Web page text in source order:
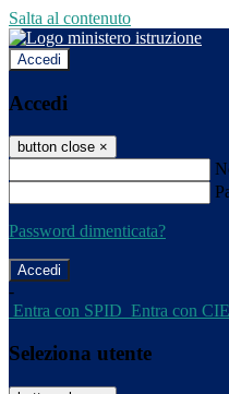
Salta al contenuto
Accedi
Accedi
button close ×
Password dimenticata?
-
Entra con SPID Entra con CIE
Seleziona utente